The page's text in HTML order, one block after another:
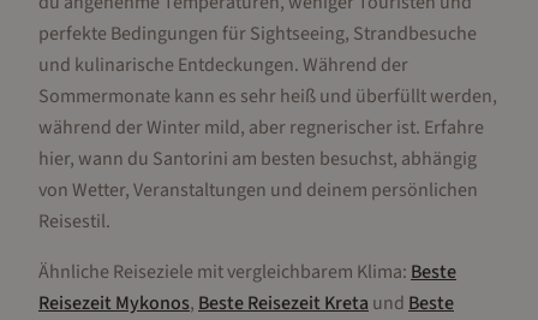
perfekte Bedingungen für Sightseeing, Strandbesuche
und kulinarische Entdeckungen. Während der
Sommermonate kann es sehr heiß und überfüllt werden,
während der Winter mild, aber regnerischer ist. Erfahre
hier, wann du Santorini am besten besuchst, abhängig
von Wetter, Veranstaltungen und deinem persönlichen
Reisestil.
Ähnliche Reiseziele mit vergleichbarem Klima: Beste
ReisezeitMykonos, Beste ReisezeitKreta und Beste